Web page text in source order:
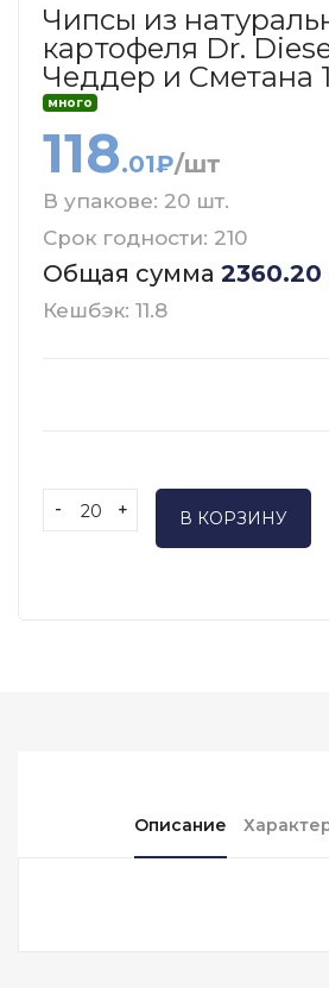
Чипсы из
картофеля Dr.
Чеддер и Сметана
много
118.01₽/шт
В упакове: 20 шт.
Срок годности: 210
Общая сумма 2360.20
Кешбэк: 11.8
- + В КОРЗИНУ
Описание